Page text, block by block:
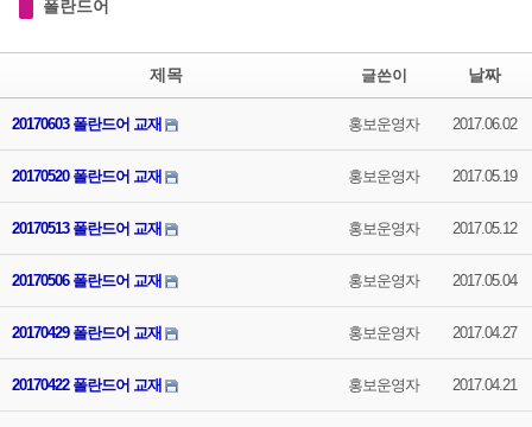
폴란드어
제목 글쓴이 날짜
20170603 폴란드어 교재 홍보운영자 2017.06.02
20170520 폴란드어 교재 홍보운영자 2017.05.19
20170513 폴란드어 교재 홍보운영자 2017.05.12
20170506 폴란드어 교재 홍보운영자 2017.05.04
20170429 폴란드어 교재 홍보운영자 2017.04.27
20170422 폴란드어 교재 홍보운영자 2017.04.21